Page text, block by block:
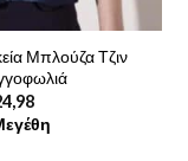
Μπλούζα Τζιν
Η
τρέχουσα
τιμή